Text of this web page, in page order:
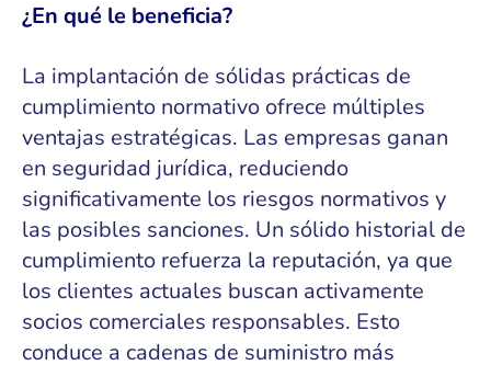
¿En qué le beneficia?
La implantación de sólidas prácticas de
cumplimiento normativo ofrece múltiples
ventajas estratégicas. Las empresas ganan
en seguridad jurídica, reduciendo
significativamente los riesgos normativos y
las posibles sanciones. Un sólido historial de
cumplimiento refuerza la reputación, ya que
los clientes actuales buscan activamente
socios comerciales responsables. Esto
conduce a cadenas de suministro más